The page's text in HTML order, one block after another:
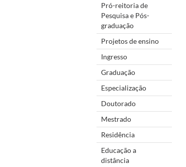
Pró-reitoria de
Pesquisa e Pós-
graduação
Projetos de ensino
Ingresso
Graduação
Especialização
Doutorado
Mestrado
Residência
Educação a
distância